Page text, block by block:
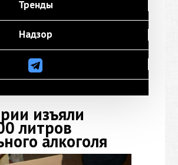
Тренды
Надзор
изъяли
литров
алкоголя